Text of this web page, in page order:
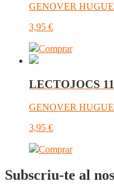
GENOVER
3,95 €
Comprar
LECTOJOCS 11
GENOVER
3,95 €
Comprar
Subscriu-te al